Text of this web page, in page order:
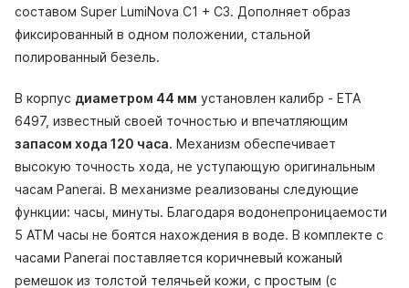
составом Super LumiNova С1 + С3. Дополняет образ
фиксированный в одном положении, стальной
полированный безель.
В корпус диаметром 44 мм установлен калибр - ETA
6497, известный своей точностью и впечатляющим
запасом хода 120 часа. Механизм обеспечивает
высокую точность хода, не уступающую оригинальным
часам Panerai. В механизме реализованы следующие
функции: часы, минуты. Благодаря водонепроницаемости
5 АТМ часы не боятся нахождения в воде. В комплекте с
часами Panerai поставляется коричневый кожаный
ремешок из толстой телячьей кожи, с простым (с